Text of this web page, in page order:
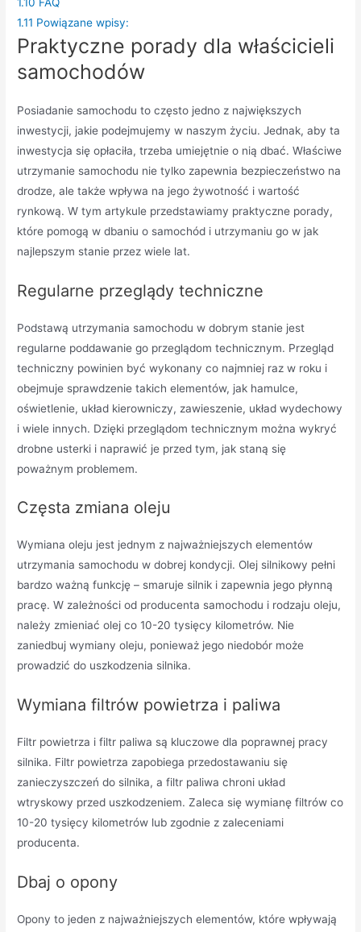
1.11 Powiązane wpisy:
Praktyczne porady dla właścicieli
samochodów
Posiadanie samochodu to często jedno z największych
inwestycji, jakie podejmujemy w naszym życiu. Jednak, aby ta
inwestycja się opłaciła, trzeba umiejętnie o nią dbać. Właściwe
utrzymanie samochodu nie tylko zapewnia bezpieczeństwo na
drodze, ale także wpływa na jego żywotność i wartość
rynkową. W tym artykule przedstawiamy praktyczne porady,
które pomogą w dbaniu o samochód i utrzymaniu go w jak
najlepszym stanie przez wiele lat.
Regularne przeglądy techniczne
Podstawą utrzymania samochodu w dobrym stanie jest
regularne poddawanie go przeglądom technicznym. Przegląd
techniczny powinien być wykonany co najmniej raz w roku i
obejmuje sprawdzenie takich elementów, jak hamulce,
oświetlenie, układ kierowniczy, zawieszenie, układ wydechowy
i wiele innych. Dzięki przeglądom technicznym można wykryć
drobne usterki i naprawić je przed tym, jak staną się
poważnym problemem.
Częsta zmiana oleju
Wymiana oleju jest jednym z najważniejszych elementów
utrzymania samochodu w dobrej kondycji. Olej silnikowy pełni
bardzo ważną funkcję – smaruje silnik i zapewnia jego płynną
pracę. W zależności od producenta samochodu i rodzaju oleju,
należy zmieniać olej co 10-20 tysięcy kilometrów. Nie
zaniedbuj wymiany oleju, ponieważ jego niedobór może
prowadzić do uszkodzenia silnika.
Wymiana filtrów powietrza i paliwa
Filtr powietrza i filtr paliwa są kluczowe dla poprawnej pracy
silnika. Filtr powietrza zapobiega przedostawaniu się
zanieczyszczeń do silnika, a filtr paliwa chroni układ
wtryskowy przed uszkodzeniem. Zaleca się wymianę filtrów co
10-20 tysięcy kilometrów lub zgodnie z zaleceniami
producenta.
Dbaj o opony
Opony to jeden z najważniejszych elementów, które wpływają